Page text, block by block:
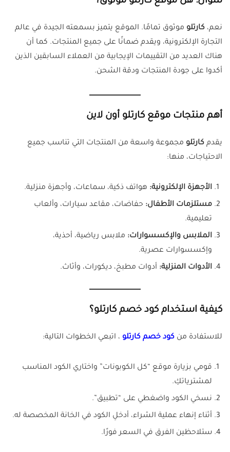
نعم، كارتلو موثوق تمامًا. الموقع يتميز بسمعته الجيدة في عالم
التجارة الإلكترونية، ويقدم ضمانًا على جميع المنتجات. كما أن
هناك العديد من التقييمات الإيجابية من العملاء السابقين الذين
أكدوا على جودة المنتجات ودقة الشحن.
أهم منتجات موقع كارتلو أون لاين
يقدم كارتلو مجموعة واسعة من المنتجات التي تناسب جميع
الاحتياجات، منها:
الأجهزة الإلكترونية: هواتف ذكية، سماعات، وأجهزة منزلية.
مستلزمات الأطفال: حفاضات، مقاعد سيارات، وألعاب
تعليمية.
الملابس والإكسسوارات: ملابس رياضية، أحذية،
وإكسسوارات عصرية.
الأدوات المنزلية: أدوات مطبخ، ديكورات، وأثاث.
كيفية استخدام كود خصم كارتلو؟
للاستفادة من كود خصم كارتلو ، اتبعي الخطوات التالية:
قومي بزيارة موقع “كل الكوبونات” واختاري الكود المناسب
لمشترياتكِ.
نسخي الكود واضغطي على “تطبيق”.
أثناء إنهاء عملية الشراء، أدخلِ الكود في الخانة المخصصة له.
ستلاحظين الفرق في السعر فورًا.